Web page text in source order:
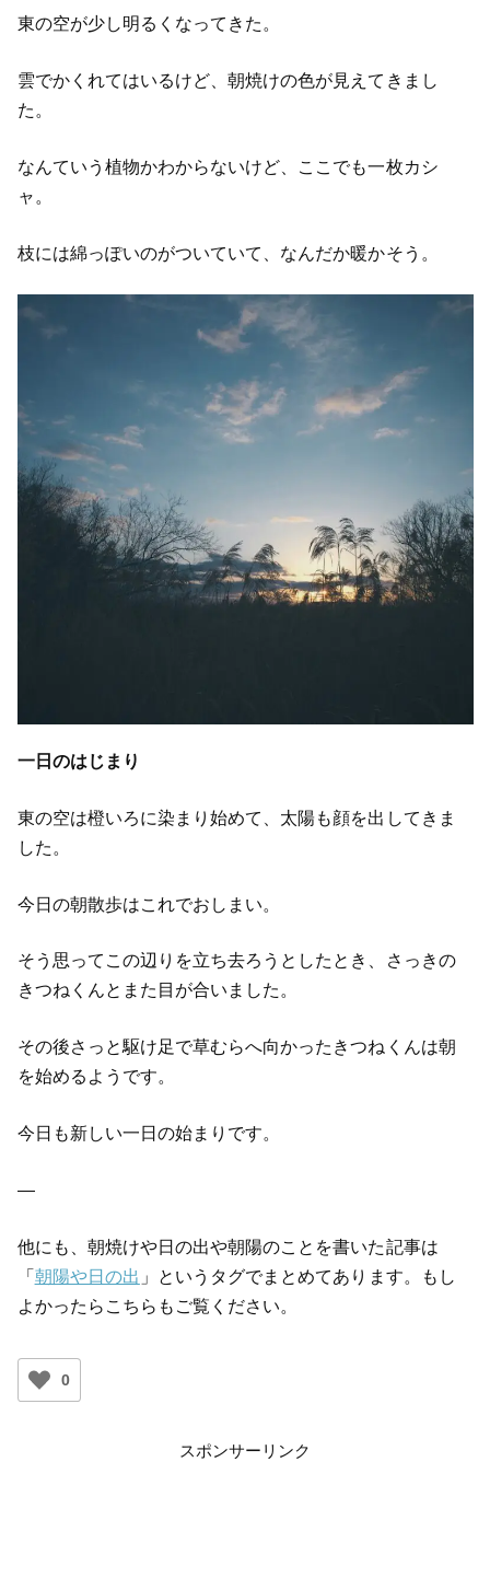
東の空が少し明るくなってきた。
雲でかくれてはいるけど、朝焼けの色が見えてきまし
た。
なんていう植物かわからないけど、ここでも一枚カシ
ャ。
枝には綿っぽいのがついていて、なんだか暖かそう。
一日のはじまり
東の空は橙いろに染まり始めて、太陽も顔を出してきま
した。
今日の朝散歩はこれでおしまい。
そう思ってこの辺りを立ち去ろうとしたとき、さっきの
きつねくんとまた目が合いました。
その後さっと駆け足で草むらへ向かったきつねくんは朝
を始めるようです。
今日も新しい一日の始まりです。
—
他にも、朝焼けや日の出や朝陽のことを書いた記事は
「 朝陽や日の出 」というタグでまとめてあります。もし
よかったらこちらもご覧ください。
0
スポンサーリンク